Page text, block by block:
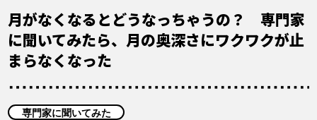
RANKING
MOVIE
COLUMNS
月がなくなるとどうなっちゃうの？ 専門家
に聞いてみたら、月の奥深さにワクワクが止
まらなくなった
専門家に聞いてみた